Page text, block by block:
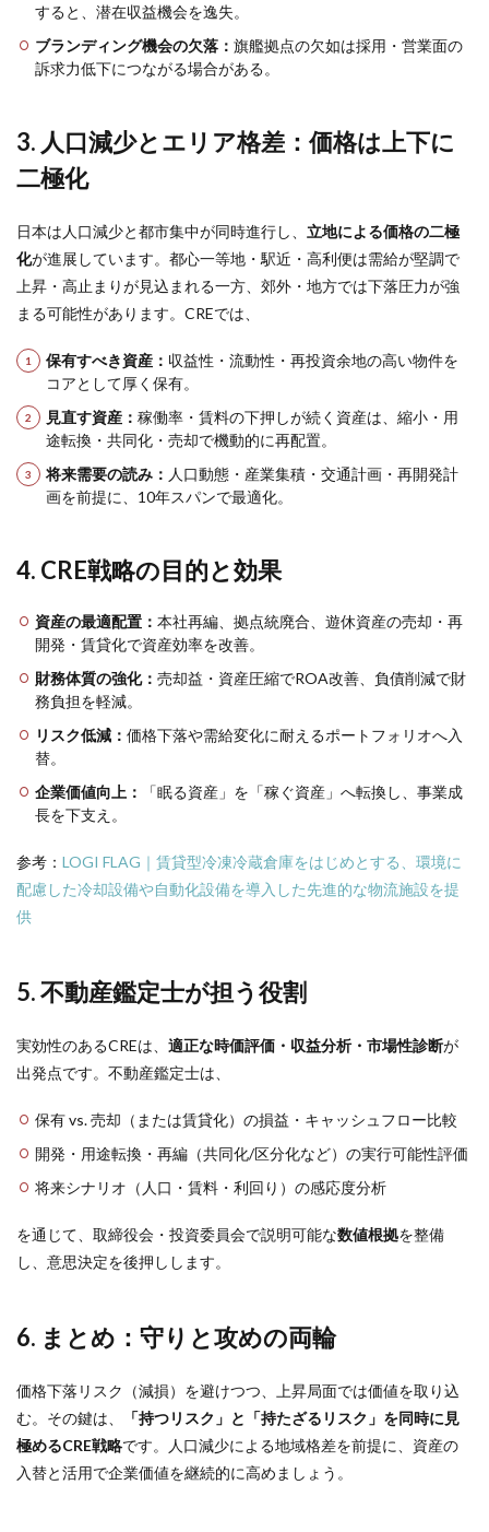
すると、潜在収益機会を逸失。
ブランディング機会の欠落： 旗艦拠点の欠如は採用・営業面の
訴求力低下につながる場合がある。
3. 人口減少とエリア格差：価格は上下に
二極化
日本は人口減少と都市集中が同時進行し、 立地による価格の二極
化が進展しています。都心一等地・駅近・高利便は需給が堅調で
上昇・高止まりが見込まれる一方、郊外・地方では下落圧力が強
まる可能性があります。CREでは、
保有すべき資産： 収益性・流動性・再投資余地の高い物件を
コアとして厚く保有。
見直す資産： 稼働率・賃料の下押しが続く資産は、縮小・用
途転換・共同化・売却で機動的に再配置。
将来需要の読み： 人口動態・産業集積・交通計画・再開発計
画を前提に、10年スパンで最適化。
4. CRE戦略の目的と効果
資産の最適配置： 本社再編、拠点統廃合、遊休資産の売却・再
開発・賃貸化で資産効率を改善。
財務体質の強化： 売却益・資産圧縮でROA改善、負債削減で財
務負担を軽減。
リスク低減： 価格下落や需給変化に耐えるポートフォリオへ入
替。
企業価値向上：
「眠る資産」を「稼ぐ資産」へ転換し、事業成
長を下支え。
参考： LOGI FLAG｜賃貸型冷凍冷蔵倉庫をはじめとする、 環境に
配慮した冷却設備や自動化設備を導入した先進的な物流施設を提
供
5. 不動産鑑定士が担う役割
実効性のあるCREは、 適正な時価評価・収益分析・市場性診断が
出発点です。不動産鑑定士は、
保有 vs. 売却（または賃貸化）の損益・キャッシュフロー比較
開発・用途転換・再編（共同化/区分化など）の実行可能性評価
将来シナリオ（人口・賃料・利回り）の感応度分析
を通じて、取締役会・投資委員会で説明可能な数値根拠を整備
し、意思決定を後押しします。
6. まとめ：守りと攻めの両輪
価格下落リスク（減損）を避けつつ、上昇局面では価値を取り込
む。その鍵は、
「持つリスク」と「持たざるリスク」を同時に見
極めるCRE戦略です。人口減少による地域格差を前提に、資産の
入替と活用で企業価値を継続的に高めましょう。